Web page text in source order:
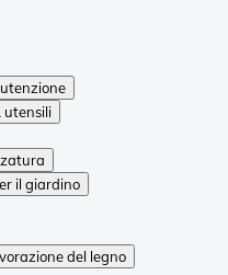
utensili
il giardino
del legno